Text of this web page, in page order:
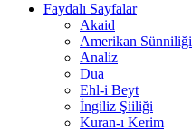
Faydalı Sayfalar
Akaid
Amerikan Sünniliği
Analiz
Dua
Ehl-i Beyt
İngiliz Şiiliği
Kuran-ı Kerim